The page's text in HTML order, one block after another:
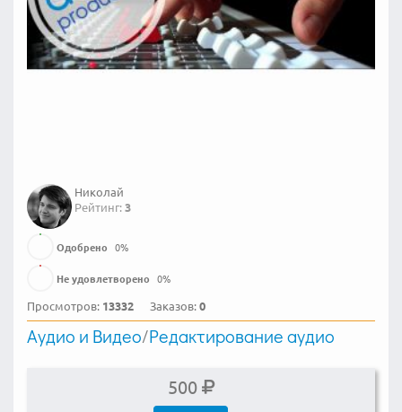
Николай
Рейтинг:3
Одобрено 0%
Не удовлетворено 0%
Просмотров: 13332 Заказов:0
Аудио и Видео/Редактирование аудио
500